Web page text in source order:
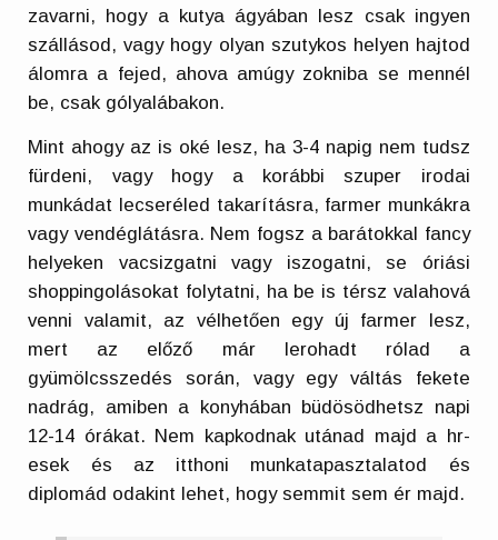
zavarni, hogy a kutya ágyában lesz csak ingyen
szállásod, vagy hogy olyan szutykos helyen hajtod
álomra a fejed, ahova amúgy zokniba se mennél
be, csak gólyalábakon.
Mint ahogy az is oké lesz, ha 3-4 napig nem tudsz
fürdeni, vagy hogy a korábbi szuper irodai
munkádat lecseréled takarításra, farmer munkákra
vagy vendéglátásra. Nem fogsz a barátokkal fancy
helyeken vacsizgatni vagy iszogatni, se óriási
shoppingolásokat folytatni, ha be is térsz valahová
venni valamit, az vélhetően egy új farmer lesz,
mert az előző már lerohadt rólad a
gyümölcsszedés során, vagy egy váltás fekete
nadrág, amiben a konyhában büdösödhetsz napi
12-14 órákat. Nem kapkodnak utánad majd a hr-
esek és az itthoni munkatapasztalatod és
diplomád odakint lehet, hogy semmit sem ér majd.